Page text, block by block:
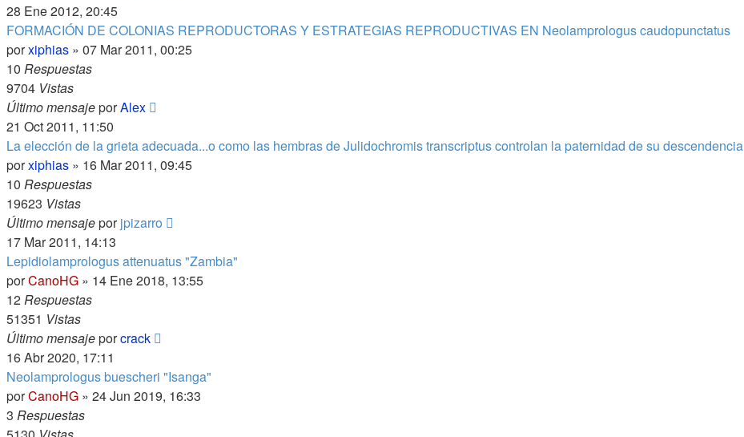
28 Ene 2012, 20:45
FORMACIÓN DE COLONIAS REPRODUCTORAS Y ESTRATEGIAS REPRODUCTIVAS EN Neolamprologus caudopunctatus
porxiphias » 07 Mar 2011, 00:25
10 Respuestas
9704 Vistas
Último mensajeporAlex
21 Oct 2011, 11:50
La elección de la grieta adecuada...o como las hembras de Julidochromis transcriptus controlan la paternidad de su descendencia
porxiphias » 16 Mar 2011, 09:45
10 Respuestas
19623 Vistas
Último mensajeporjpizarro
17 Mar 2011, 14:13
Lepidiolamprologus attenuatus "Zambia"
porCanoHG » 14 Ene 2018, 13:55
12Respuestas
51351 Vistas
Último mensajeporcrack
16 Abr 2020, 17:11
Neolamprologus buescheri "Isanga"
porCanoHG » 24 Jun 2019, 16:33
3 Respuestas